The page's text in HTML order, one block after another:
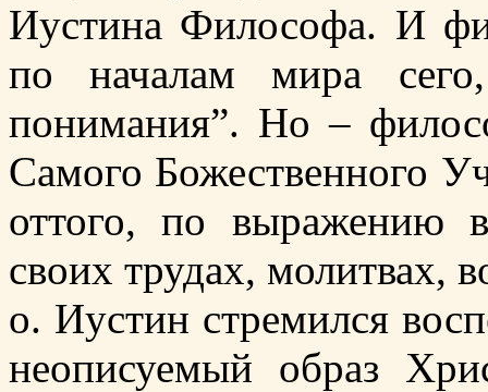
Иустина Философа. И
по началам мира сего,
понимания”. Но –
Самого Божественного
оттого, по выражению
своих трудах, молитвах,
о. Иустин стремился
неописуемый образ